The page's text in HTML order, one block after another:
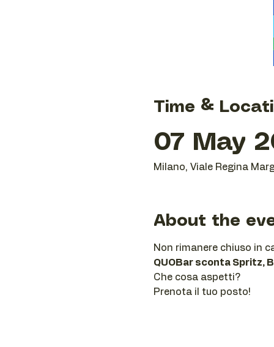
Time &
07 May
Milano, Viale Regina
About the
Non rimanere chiuso in
QUOBar sconta Spritz,
Che cosa aspetti?
Prenota il tuo posto!